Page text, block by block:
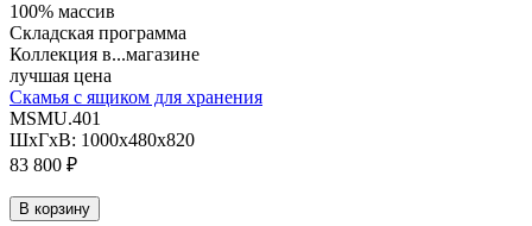
100% массив
Складская программа
Коллекция в...магазине
лучшая цена
Скамья с ящиком для хранения
MSMU.401
ШхГхВ: 1000х480х820
83 800 ₽
В корзину